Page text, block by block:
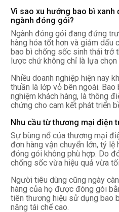
Vì sao xu hướng bao bì
ngành đóng gói?
Ngành đóng gói đang đứng
hàng hóa tốt hơn và giảm dấu
bao bì chống sốc sinh thái trở
lược chứ không chỉ là lựa
Nhiều doanh nghiệp hiện nay
thuần là lớp vỏ bên ngoài.
nghiệm khách hàng, là thông
chứng cho cam kết phát triển
Nhu cầu từ thương mại điện
Sự bùng nổ của thương mại
đơn hàng vận chuyển lớn, tỷ lệ
đóng gói không phù hợp. Do
chống sốc vừa hiệu quả vừa
Người tiêu dùng cũng ngày
hàng của họ được đóng gói
tiên thương hiệu sử dụng bao
năng tái chế cao.